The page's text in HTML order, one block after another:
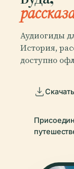
Аудиогиды
История,
доступно